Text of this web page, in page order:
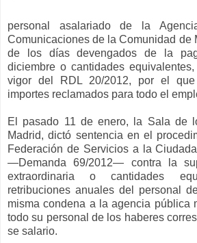
personal asalariado de la
Comunicaciones de la Comunidad de
de los días devengados de la
diciembre o cantidades
vigor del RDL 20/2012, por el
importes reclamados para todo el
El pasado 11 de enero, la Sala de
Madrid, dictó sentencia en el
Federación de Servicios a la
—Demanda 69/2012— contra la
extraordinaria o cantidades
retribuciones anuales del personal
misma condena a la agencia pública
todo su personal de los haberes
se salario.